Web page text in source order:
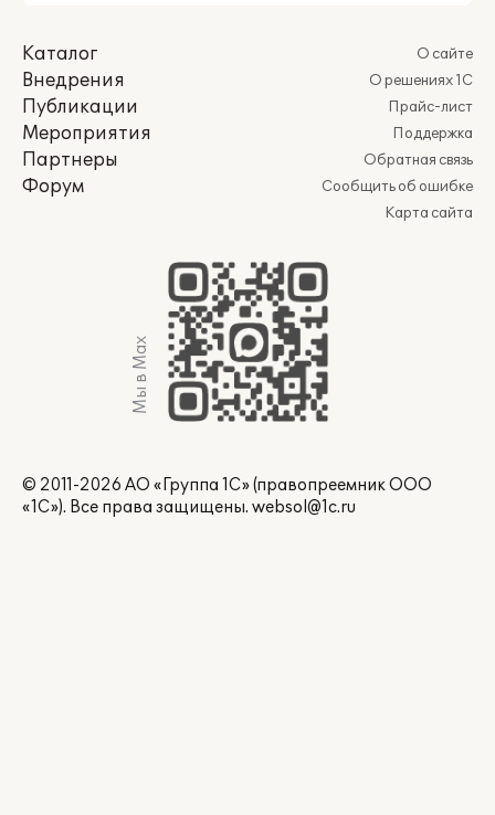
Каталог
Внедрения
Публикации
Мероприятия
Партнеры
Форум
О сайте
О решениях 1С
Прайс-лист
Поддержка
Обратная связь
Сообщить об ошибке
Карта сайта
Мы в Max
© 2011-2026 АО «Группа 1С» (правопреемник ООО
«1С»). Все права защищены. websol@1c.ru